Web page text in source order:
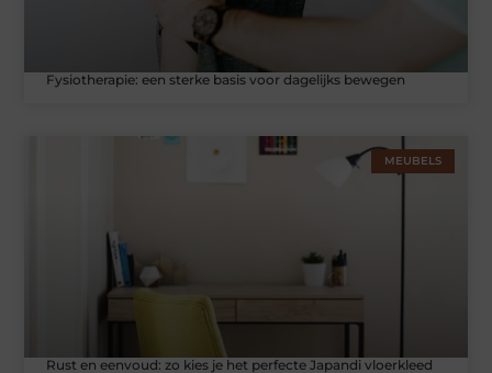
Fysiotherapie: een sterke basis voor dagelijks bewegen
MEUBELS
Rust en eenvoud: zo kies je het perfecte Japandi vloerkleed